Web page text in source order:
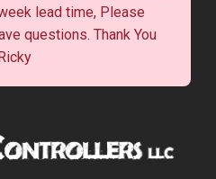
lead time, Please
questions. Thank You